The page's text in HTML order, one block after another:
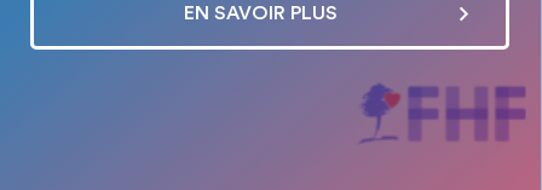
EN SAVOIR PLUS